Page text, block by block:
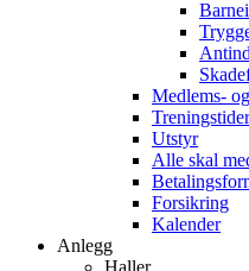
Medlems-
Treningstider
Utstyr
Alle skal
Forsikring
Kalender
Anlegg
Haller